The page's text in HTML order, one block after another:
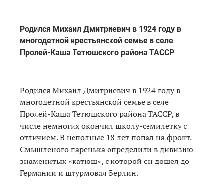
Родился Михаил Дмитриевич в 1924 году в
многодетной крестьянской семье в селе
Пролей-Каша Тетюшского района ТАССР
Родился Михаил Дмитриевич в 1924 году в
многодетной крестьянской семье в селе
Пролей-Каша Тетюшского района ТАССР, в
числе немногих окончил школу-семилетку с
отличием. В неполные 18 лет попал на фронт.
Смышленого паренька определили в дивизию
знаменитых «катюш», с которой он дошел до
Германии и штурмовал Берлин.